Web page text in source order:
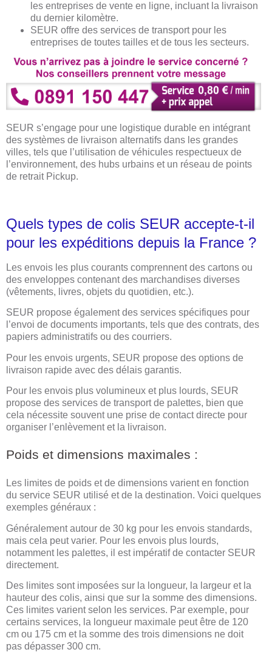
les entreprises de vente en ligne, incluant la livraison
du dernier kilomètre.
SEUR offre des services de transport pour les
entreprises de toutes tailles et de tous les secteurs.
SEUR s’engage pour une logistique durable en intégrant
des systèmes de livraison alternatifs dans les grandes
villes, tels que l’utilisation de véhicules respectueux de
l’environnement, des hubs urbains et un réseau de points
de retrait Pickup.
Quels types de colis SEUR accepte-t-il
pour les expéditions depuis la France ?
Les envois les plus courants comprennent des cartons ou
des enveloppes contenant des marchandises diverses
(vêtements, livres, objets du quotidien, etc.).
SEUR propose également des services spécifiques pour
l’envoi de documents importants, tels que des contrats, des
papiers administratifs ou des courriers.
Pour les envois urgents, SEUR propose des options de
livraison rapide avec des délais garantis.
Pour les envois plus volumineux et plus lourds, SEUR
propose des services de transport de palettes, bien que
cela nécessite souvent une prise de contact directe pour
organiser l’enlèvement et la livraison.
Poids et dimensions maximales :
Les limites de poids et de dimensions varient en fonction
du service SEUR utilisé et de la destination. Voici quelques
exemples généraux :
Généralement autour de 30 kg pour les envois standards,
mais cela peut varier. Pour les envois plus lourds,
notamment les palettes, il est impératif de contacter SEUR
directement.
Des limites sont imposées sur la longueur, la largeur et la
hauteur des colis, ainsi que sur la somme des dimensions.
Ces limites varient selon les services. Par exemple, pour
certains services, la longueur maximale peut être de 120
cm ou 175 cm et la somme des trois dimensions ne doit
pas dépasser 300 cm.